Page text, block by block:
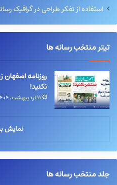
استفاده از تفکر طراحی در گرافیک
تیتر منتخب رسانه ها
روزنامه
نکنید!
۱۱ اردیبهشت, ۱۴۰۴
نمایش
جلد منتخب رسانه ها